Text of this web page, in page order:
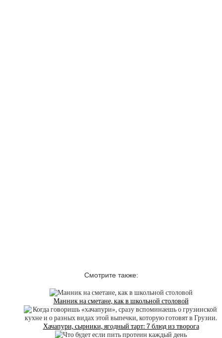
Смотрите также:
Манник на сметане, как в школьной столовой
Хачапури, сырники, ягодный тарт: 7 блюд из творога